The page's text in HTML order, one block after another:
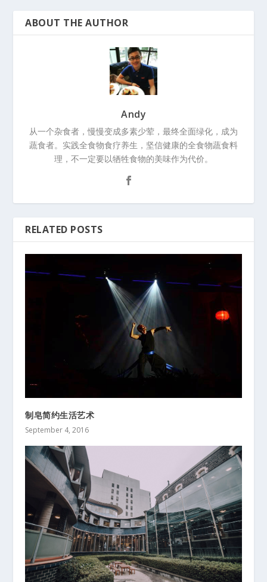
ABOUT THE AUTHOR
Andy
从一个杂食者，慢慢变成多素少荤，最终全面绿化，成为
蔬食者。实践全食物食疗养生，坚信健康的全食物蔬食料
理，不一定要以牺牲食物的美味作为代价。
RELATED POSTS
制皂简约生活艺术
September 4, 2016